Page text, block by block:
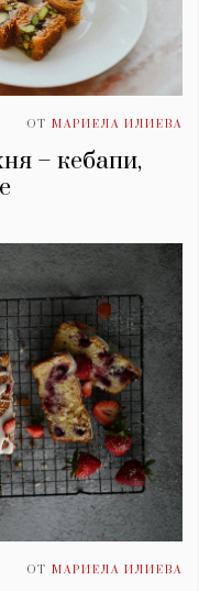
ОТ МАРИЕЛА ИЛИЕВА
– кебапи,
ОТ МАРИЕЛА ИЛИЕВА